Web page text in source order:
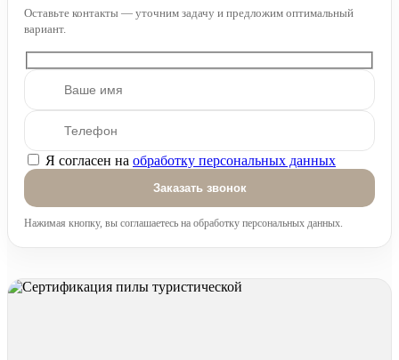
Оставьте контакты — уточним задачу и предложим оптимальный
вариант.
Оставьте это поле пустым.
Я согласен на обработку персональных данных
Нажимая кнопку, вы соглашаетесь на обработку персональных данных.